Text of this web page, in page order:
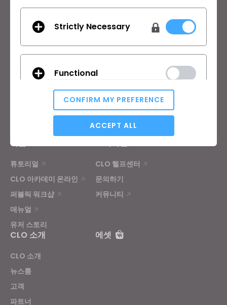
무료 체험판
다운로드
교육기관
개인 및 학생
원부자재 서비스
CLO-Vise
학습
튜토리얼
CLO 아카데미 온라인
퍼블릭 워크샵
매뉴얼
유저 스토리
CLO 헬프센터
문의하기
커뮤니티
CLO 소개
CLO 소개
뉴스룸
고객
파트너
에셋
Strictly Necessary
Functional
Analytical / Performance
If you reject all, some features might not function
properly.
CONFIRM MY PREFERENCE
ACCEPT ALL